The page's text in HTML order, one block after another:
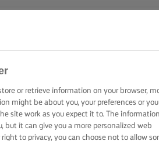
or retrieve information on your browser,
might be about you, your preferences or
site work as you expect it to. The information
it can give you a more personalized web
to privacy, you can choose not to allow